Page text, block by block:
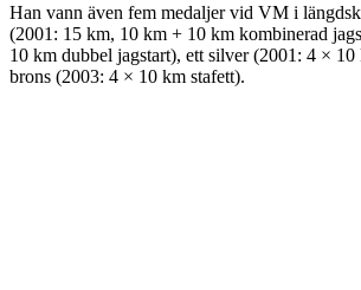
Han vann även fem medaljer vid VM i
(2001: 15 km, 10 km + 10 km kombinerad
10 km dubbel jagstart), ett silver (2001: 4 × 10
brons (2003: 4 × 10 km stafett).